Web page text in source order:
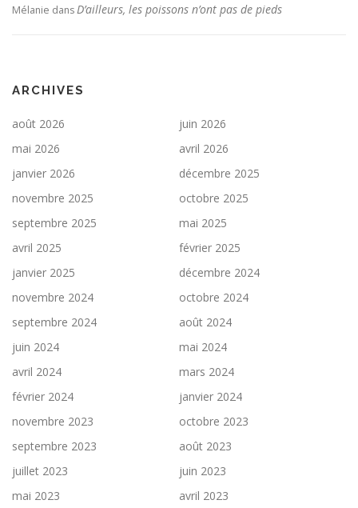
Mélanie dansD’ailleurs, les poissons n’ont pas de pieds
ARCHIVES
août 2026
juin 2026
mai 2026
avril 2026
janvier 2026
décembre 2025
novembre 2025
octobre 2025
septembre 2025
mai 2025
avril 2025
février 2025
janvier 2025
décembre 2024
novembre 2024
octobre 2024
septembre 2024
août 2024
juin 2024
mai 2024
avril 2024
mars 2024
février 2024
janvier 2024
novembre 2023
octobre 2023
septembre 2023
août 2023
juillet 2023
juin 2023
mai 2023
avril 2023